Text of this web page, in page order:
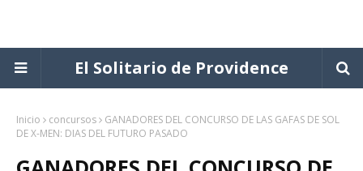
El Solitario de Providence
Inicio concursos
GANADORES DEL CONCURSO DE LAS GAFAS DE SOL
DE X-MEN: DIAS DEL FUTURO PASADO